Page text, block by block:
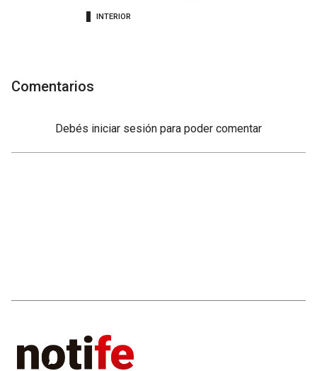
INTERIOR
Comentarios
Debés iniciar sesión para poder comentar